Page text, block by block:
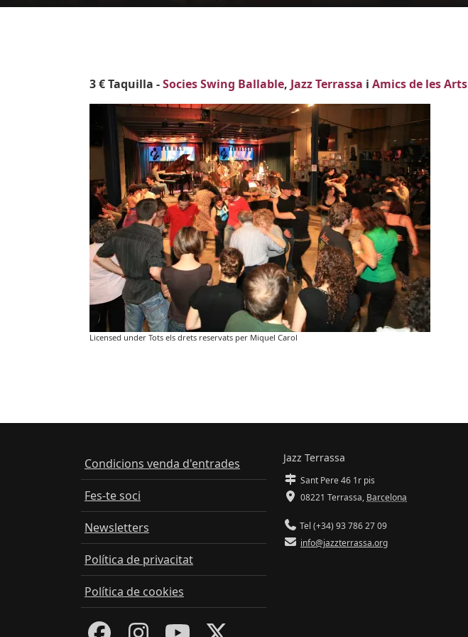
Body
3 € Taquilla -Socies Swing Ballable, Jazz Terrassa i Amics de les Arts
Licensed under Tots els drets reservats per Miquel Carol
Condicions venda d'entrades
Fes-te soci
Newsletters
Política de privacitat
Política de cookies
Jazz Terrassa
Sant Pere 46 1r pis
08221 Terrassa, Barcelona
Tel (+34) 93 786 27 09
info@jazzterrassa.org